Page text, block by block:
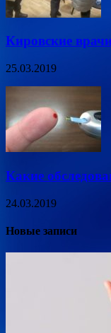
Кировские
25.03.2019
Какие
24.03.2019
Новые записи